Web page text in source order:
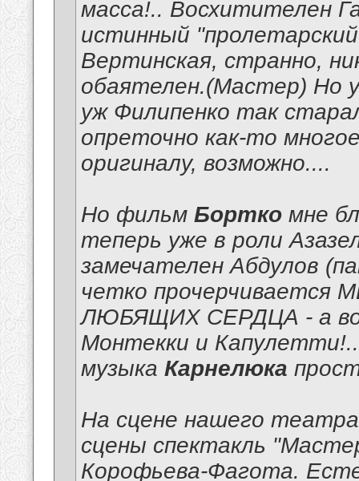
масса!.. Восхитителен
истинный
Вертинская, странно,
обаятелен.(Мастер) Но
уж Филипенко так
опреточно как-то
оригиналу, возможно....
Но фильм Бортко мне
теперь уже в роли
замечателен Абдулов
четко прочерчивается
ЛЮБЯЩИХ СЕРДЦА - а
Монтекки и Капулетти
музыка Карнелюка
На сцене нашего
сцены спектакль
Корофьева-Фагота.